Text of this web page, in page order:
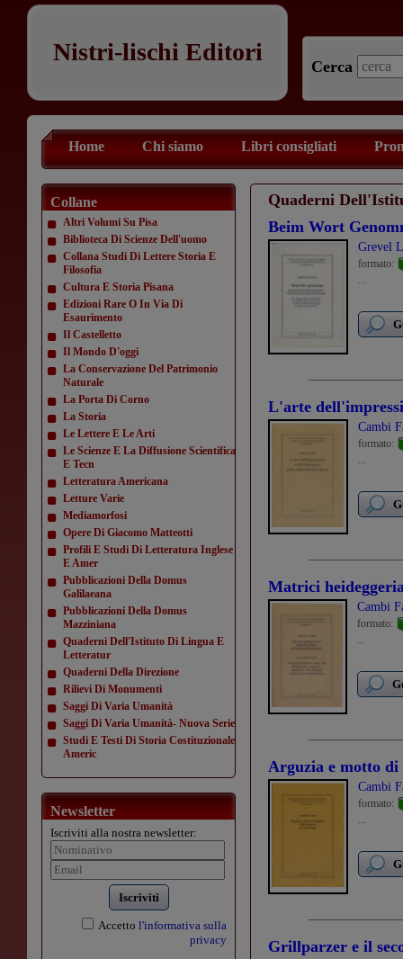
Nistri-lischi Editori
Cerca
Home Chi siamo Libri consigliati
Collane
Altri Volumi Su Pisa
Biblioteca Di Scienze Dell'uomo
Collana Studi Di Lettere Storia E
Filosofia
Cultura E Storia Pisana
Edizioni Rare O In Via Di
Esaurimento
Il Castelletto
Il Mondo D'oggi
La Conservazione Del Patrimonio
Naturale
La Porta Di Corno
La Storia
Le Lettere E Le Arti
Le Scienze E La Diffusione Scientifica
E Tecn
Letteratura Americana
Letture Varie
Mediamorfosi
Opere Di Giacomo Matteotti
Profili E Studi Di Letteratura Inglese
E Amer
Pubblicazioni Della Domus
Galilaeana
Pubblicazioni Della Domus
Mazziniana
Quaderni Dell'Istituto Di Lingua E
Letteratur
Quaderni Della Direzione
Rilievi Di Monumenti
Saggi Di Varia Umanità
Saggi Di Varia Umanità- Nuova Serie
Studi E Testi Di Storia Costituzionale
Americ
Newsletter
Iscriviti alla nostra newsletter:
Iscriviti
Accetto l'informativa sulla
privacy
Quaderni
Beim Wort
Grevel
formato:
...
L'arte
Cambi
formato:
...
Matrici
Cambi
formato:
...
Arguzia e motto di
Cambi
formato:
...
Grillparzer e il